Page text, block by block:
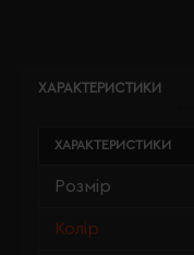
ХАРАКТЕРИСТИКИ
ХАРАКТЕРИСТИКИ
Розмір
Колір